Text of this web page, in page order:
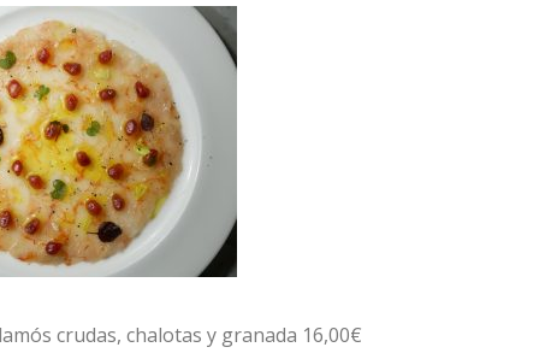
crudas, chalotas y granada 16,00€